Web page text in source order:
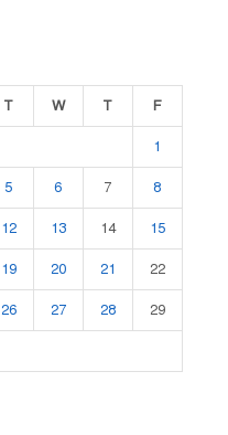
T W T F
1
5 6 7 8
12 13 14 15
19 20 21 22
26 27 28 29